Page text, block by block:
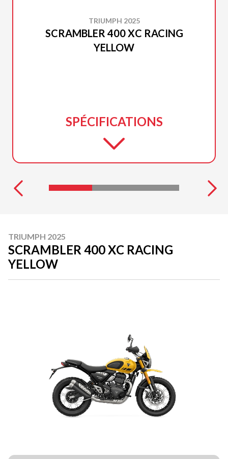
TRIUMPH 2025
SCRAMBLER 400 XC RACING
YELLOW
SPÉCIFICATIONS
TRIUMPH 2025
SCRAMBLER 400 XC RACING
YELLOW